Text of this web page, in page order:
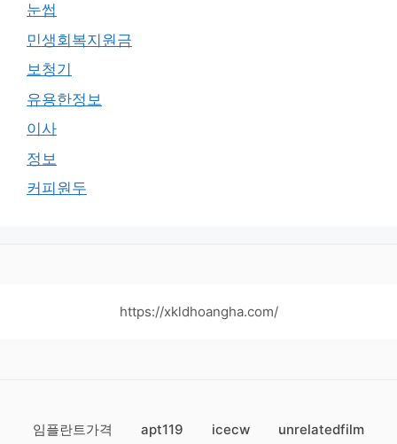
눈썹
민생회복지원금
보청기
유용한정보
이사
정보
커피원두
https://xkldhoangha.com/
임플란트가격 apt119 icecw unrelatedfilm